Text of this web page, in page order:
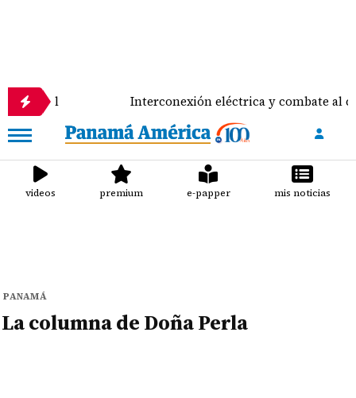
Interconexión eléctrica y combate al
videos premium e-papper mis noticias
PANAMÁ
La columna de Doña Perla